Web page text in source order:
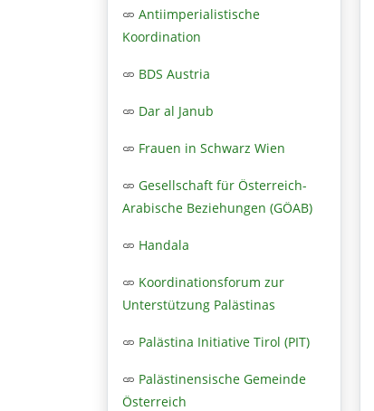
Antiimperialistische
Koordination
BDS Austria
Dar al Janub
Frauen in Schwarz Wien
Gesellschaft für Österreich-
Arabische Beziehungen (GÖAB)
Handala
Koordinationsforum zur
Unterstützung Palästinas
Palästina Initiative Tirol (PIT)
Palästinensische Gemeinde
Österreich